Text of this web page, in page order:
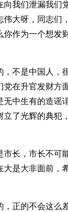
我们泄漏我们
大呀，同志们
你作为一个想发
不是中国人，
在升官发财方
无中生有的造谣
立了光辉的典犯
市长，市长不可
是大非面前，
正的不会这么